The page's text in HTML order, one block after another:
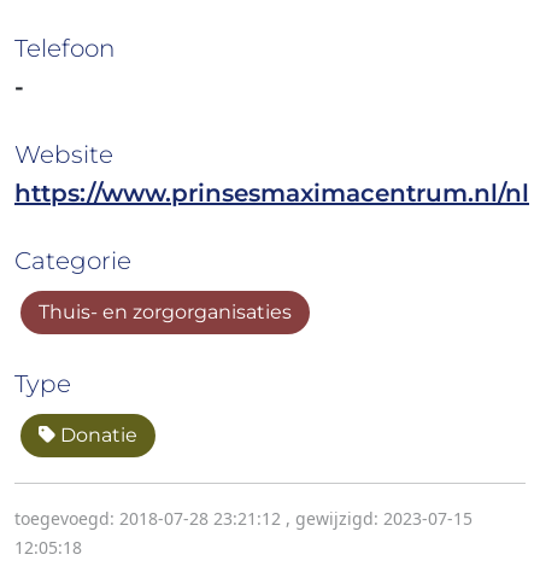
Telefoon
-
Website
https://www.prinsesmaximacentrum.nl/nl
Categorie
Thuis- en zorgorganisaties
Type
Donatie
toegevoegd: 2018-07-28 23:21:12 , gewijzigd: 2023-07-15
12:05:18